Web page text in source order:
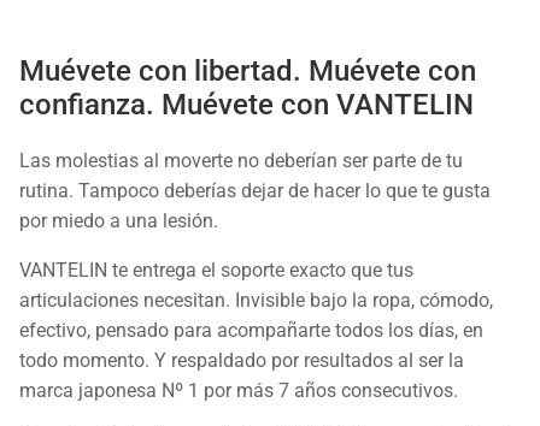
Muévete con libertad. Muévete con
confianza. Muévete con VANTELIN
Las molestias al moverte no deberían ser parte de tu
rutina. Tampoco deberías dejar de hacer lo que te gusta
por miedo a una lesión.
VANTELIN te entrega el soporte exacto que tus
articulaciones necesitan. Invisible bajo la ropa, cómodo,
efectivo, pensado para acompañarte todos los días, en
todo momento. Y respaldado por resultados al ser la
marca japonesa Nº 1 por más 7 años consecutivos.